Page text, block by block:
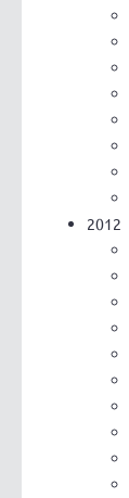
2012